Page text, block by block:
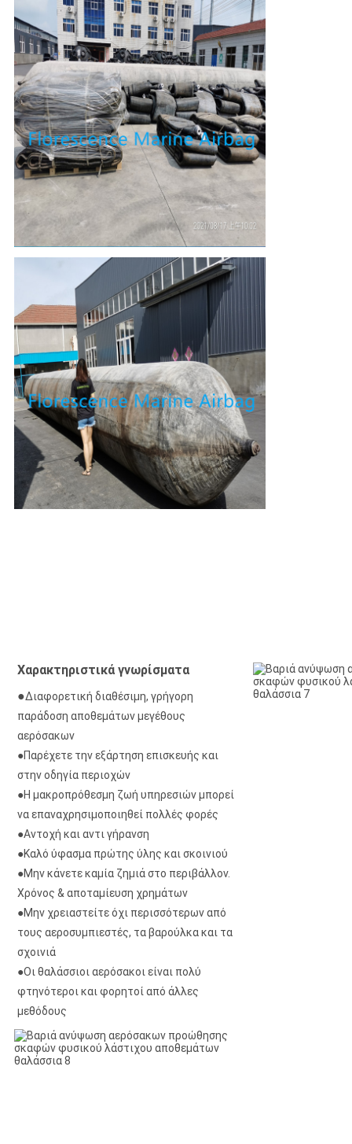
Χαρακτηριστικά γνωρίσματα
●Διαφορετική διαθέσιμη, γρήγορη
παράδοση αποθεμάτων μεγέθους
αερόσακων
●Παρέχετε την εξάρτηση επισκευής και
στην οδηγία περιοχών
●Η μακροπρόθεσμη ζωή υπηρεσιών μπορεί
να επαναχρησιμοποιηθεί πολλές φορές
●Αντοχή και αντι γήρανση
●Καλό ύφασμα πρώτης ύλης και σκοινιού
●Μην κάνετε καμία ζημιά στο περιβάλλον.
Χρόνος & αποταμίευση χρημάτων
●Μην χρειαστείτε όχι περισσότερων από
τους αεροσυμπιεστές, τα βαρούλκα και τα
σχοινιά
●Οι θαλάσσιοι αερόσακοι είναι πολύ
φτηνότεροι και φορητοί από άλλες
μεθόδους